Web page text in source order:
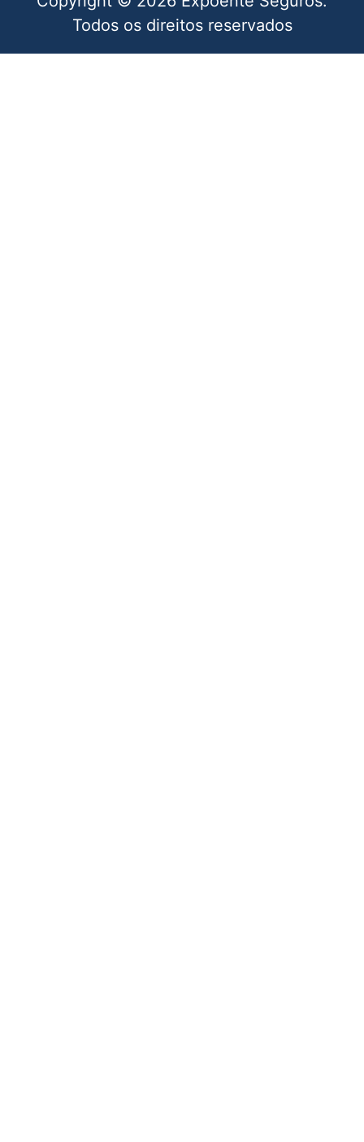
Todos os direitos reservados